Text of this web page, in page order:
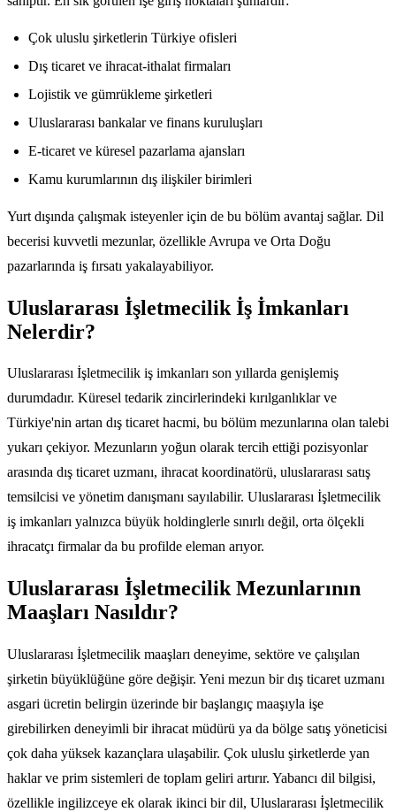
Çok uluslu şirketlerin Türkiye ofisleri
Dış ticaret ve ihracat-ithalat firmaları
Lojistik ve gümrükleme şirketleri
Uluslararası bankalar ve finans kuruluşları
E-ticaret ve küresel pazarlama ajansları
Kamu kurumlarının dış ilişkiler birimleri
Yurt dışında çalışmak isteyenler için de bu bölüm avantaj sağlar. Dil
becerisi kuvvetli mezunlar, özellikle Avrupa ve Orta Doğu
pazarlarında iş fırsatı yakalayabiliyor.
Uluslararası İşletmecilik İş İmkanları
Nelerdir?
Uluslararası İşletmecilik iş imkanları son yıllarda genişlemiş
durumdadır. Küresel tedarik zincirlerindeki kırılganlıklar ve
Türkiye'nin artan dış ticaret hacmi, bu bölüm mezunlarına olan talebi
yukarı çekiyor. Mezunların yoğun olarak tercih ettiği pozisyonlar
arasında dış ticaret uzmanı, ihracat koordinatörü, uluslararası satış
temsilcisi ve yönetim danışmanı sayılabilir. Uluslararası İşletmecilik
iş imkanları yalnızca büyük holdinglerle sınırlı değil, orta ölçekli
ihracatçı firmalar da bu profilde eleman arıyor.
Uluslararası İşletmecilik Mezunlarının
Maaşları Nasıldır?
Uluslararası İşletmecilik maaşları deneyime, sektöre ve çalışılan
şirketin büyüklüğüne göre değişir. Yeni mezun bir dış ticaret uzmanı
asgari ücretin belirgin üzerinde bir başlangıç maaşıyla işe
girebilirken deneyimli bir ihracat müdürü ya da bölge satış yöneticisi
çok daha yüksek kazançlara ulaşabilir. Çok uluslu şirketlerde yan
haklar ve prim sistemleri de toplam geliri artırır. Yabancı dil bilgisi,
özellikle ingilizceye ek olarak ikinci bir dil, Uluslararası İşletmecilik